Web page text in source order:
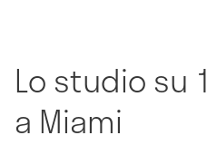
Lo studio su
a Miami